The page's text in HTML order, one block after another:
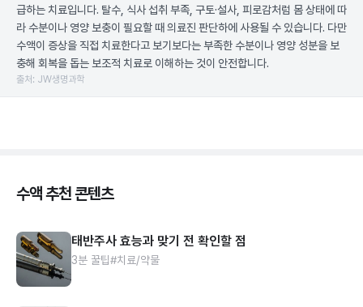
급하는 치료입니다. 탈수, 식사 섭취 부족, 구토·설사, 피로감처럼 몸 상태에 따
라 수분이나 영양 보충이 필요할 때 의료진 판단하에 사용될 수 있습니다. 다만
수액이 증상을 직접 치료한다고 보기보다는 부족한 수분이나 영양 성분을 보
충해 회복을 돕는 보조적 치료로 이해하는 것이 안전합니다.
출처: JW생명과학
수액 추천 콘텐츠
태반주사 효능과 맞기 전 확인할 점
3분 꿀팁#치료/약물